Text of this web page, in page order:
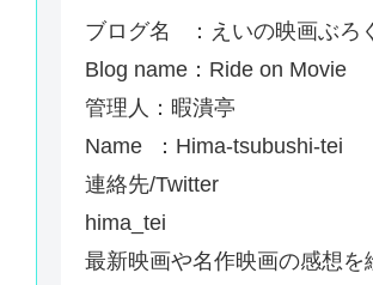
ブログ名 ：えいの映画ぶろ
Blog name：Ride on Movie
管理人：暇潰亭
Name ：Hima-tsubushi-tei
連絡先/Twitter
hima_tei
最新映画や名作映画の感想を